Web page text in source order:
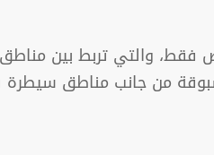
فقط، والتي تربط بين
من جانب مناطق سيطرة